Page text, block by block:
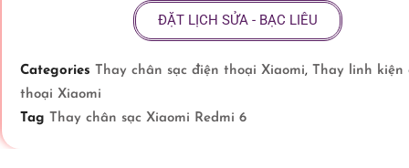
ĐẶT LỊCH SỬA - BẠC LIÊU
Categories Thay chân sạc điện thoại Xiaomi, Thay linh kiện
thoại Xiaomi
Tag Thay chân sạc Xiaomi Redmi 6